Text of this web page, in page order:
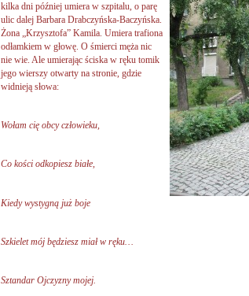
kilka dni później umiera w szpitalu, o parę
ulic dalej Barbara Drabczyńska-Baczyńska.
Żona „Krzysztofa” Kamila. Umiera trafiona
odłamkiem w głowę. O śmierci męża nic
nie wie. Ale umierając ściska w ręku tomik
jego wierszy otwarty na stronie, gdzie
widnieją słowa:
Wołam cię obcy człowieku,
Co kości odkopiesz białe,
Kiedy wystygną już boje
Szkielet mój będziesz miał w ręku…
Sztandar Ojczyzny mojej.